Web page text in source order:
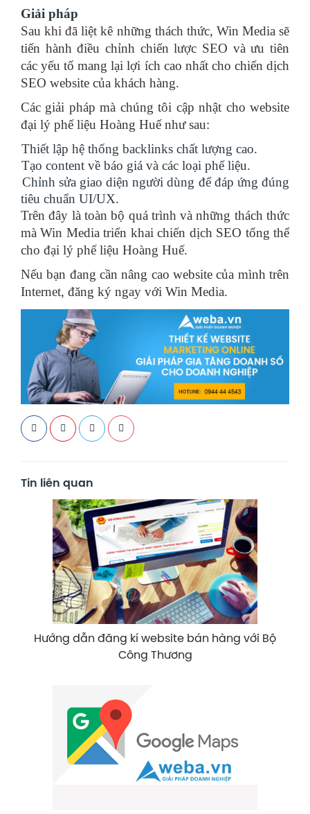
Giải pháp
Sau khi đã liệt kê những thách thức, Win Media sẽ
tiến hành điều chỉnh chiến lược SEO và ưu tiên
các yếu tố mang lại lợi ích cao nhất cho chiến dịch
SEO website của khách hàng.
Các giải pháp mà chúng tôi cập nhật cho website
đại lý phế liệu Hoàng Huế như sau:
Thiết lập hệ thống backlinks chất lượng cao.
Tạo content về báo giá và các loại phế liệu.
Chỉnh sửa giao diện người dùng để đáp ứng đúng
tiêu chuẩn UI/UX.
Trên đây là toàn bộ quá trình và những thách thức
mà Win Media triển khai chiến dịch SEO tổng thể
cho đại lý phế liệu Hoàng Huế.
Nếu bạn đang cần nâng cao website của mình trên
Internet, đăng ký ngay với Win Media.
Tin liên quan
Hướng dẫn đăng kí website bán hàng với Bộ
Công Thương